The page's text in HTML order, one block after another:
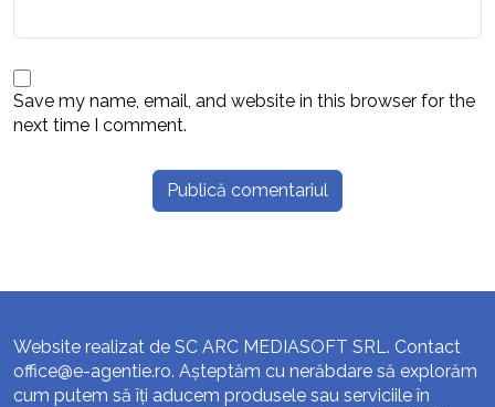
Save my name, email, and website in this browser for the
next time I comment.
Website realizat de SC ARC MEDIASOFT SRL. Contact
office@e-agentie.ro. Așteptăm cu nerăbdare să explorăm
cum putem să îți aducem produsele sau serviciile în